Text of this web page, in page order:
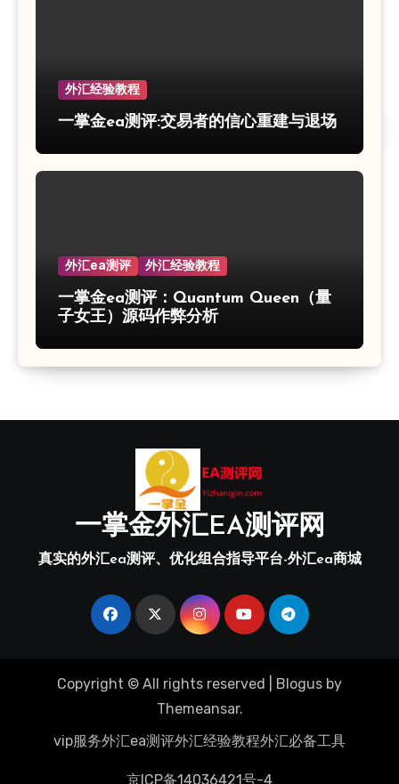
外汇经验教程
一掌金ea测评:交易者的信心重建与退场
外汇ea测评 外汇经验教程
一掌金ea测评：Quantum Queen（量
子女王）源码作弊分析
一掌金外汇EA测评网
真实的外汇ea测评、优化组合指导平台-外汇ea商城
Copyright © All rights reserved Blogus by
Themeansar.
vip服务外汇ea测评外汇经验教程外汇必备工具
京ICP备14036421号-4